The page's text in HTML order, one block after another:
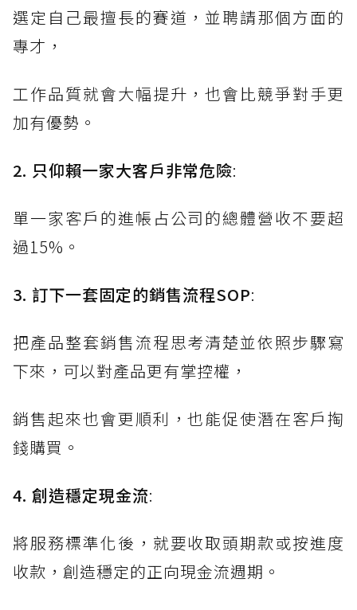
選定自己最擅長的賽道，並聘請那個方面的
專才，
工作品質就會大幅提升，也會比競爭對手更
加有優勢。
2. 只仰賴一家大客戶非常危險:
單一家客戶的進帳占公司的總體營收不要超
過15%。
3. 訂下一套固定的銷售流程SOP:
把產品整套銷售流程思考清楚並依照步驟寫
下來，可以對產品更有掌控權，
銷售起來也會更順利，也能促使潛在客戶掏
錢購買。
4. 創造穩定現金流:
將服務標準化後，就要收取頭期款或按進度
收款，創造穩定的正向現金流週期。